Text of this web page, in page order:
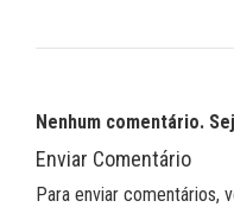
Nenhum comentário.
Enviar Comentário
Para enviar comentários,